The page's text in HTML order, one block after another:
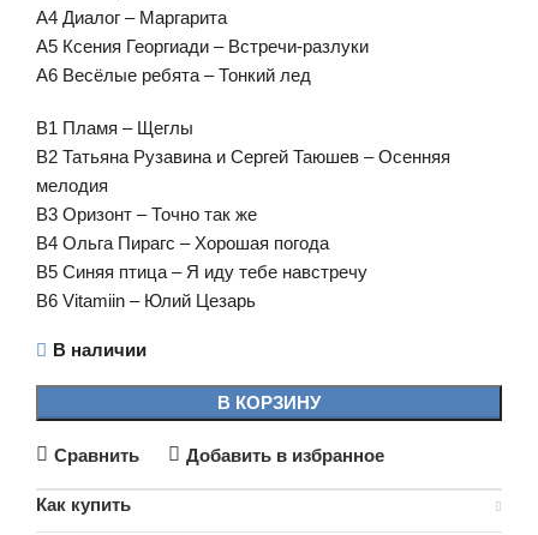
A4 Диалог – Маргарита
A5 Ксения Георгиади – Встречи-разлуки
A6 Весёлые ребята – Тонкий лед
B1 Пламя – Щеглы
B2 Татьяна Рузавина и Сергей Таюшев – Осенняя
мелодия
B3 Оризонт – Точно так же
B4 Ольга Пирагс – Хорошая погода
B5 Синяя птица – Я иду тебе навстречу
B6 Vitamiin – Юлий Цезарь
В наличии
В КОРЗИНУ
Сравнить Добавить в избранное
Как купить